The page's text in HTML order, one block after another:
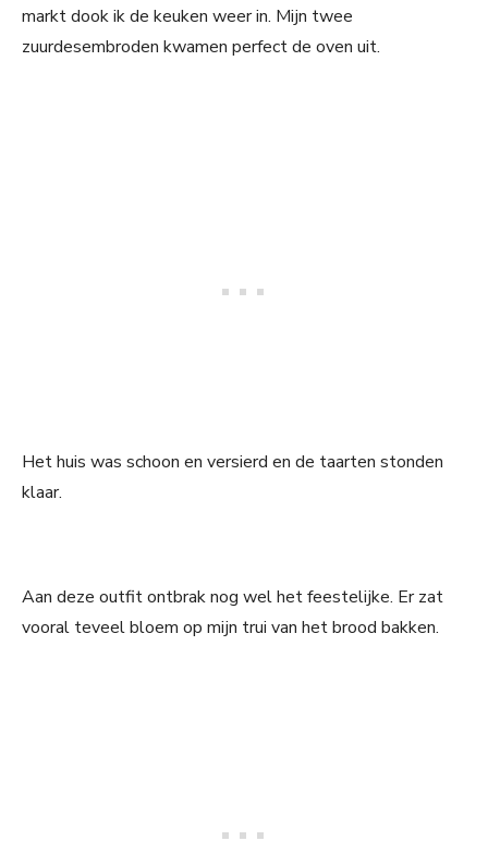
markt dook ik de keuken weer in. Mijn twee
zuurdesembroden kwamen perfect de oven uit.
Het huis was schoon en versierd en de taarten stonden
klaar.
Aan deze outfit ontbrak nog wel het feestelijke. Er zat
vooral teveel bloem op mijn trui van het brood bakken.